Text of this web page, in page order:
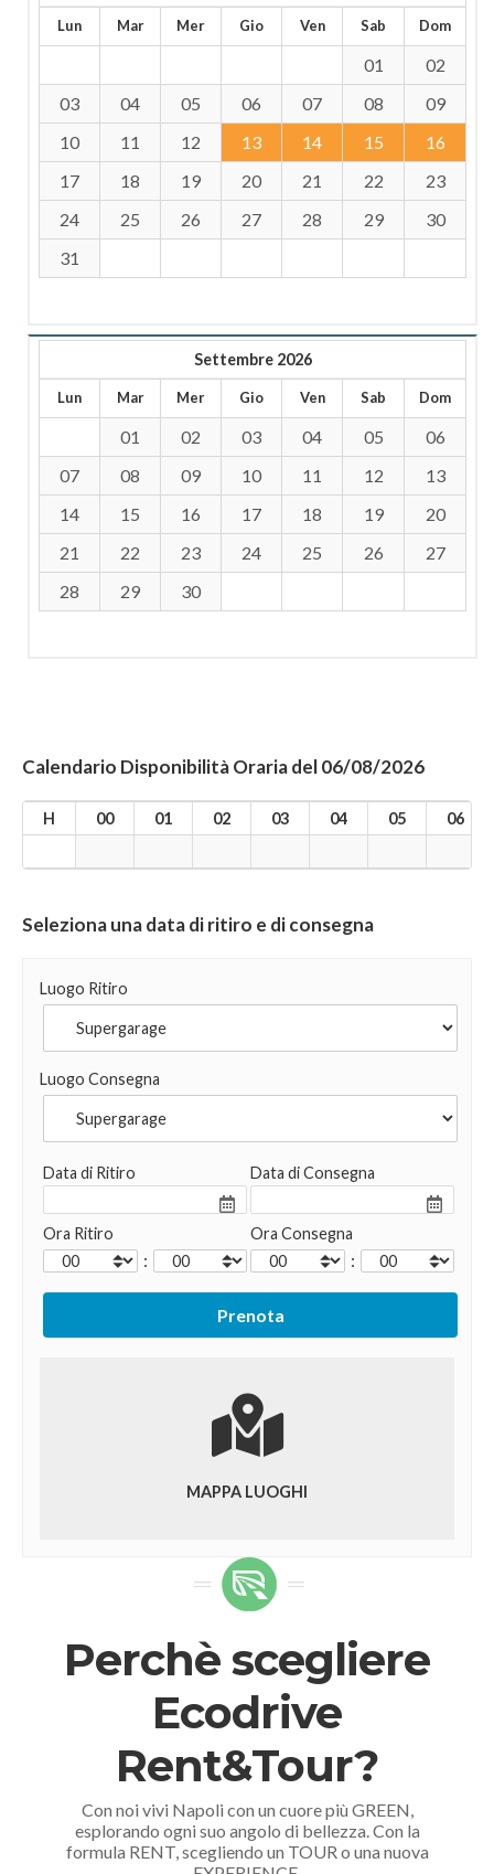
Lun Mar Mer Gio Ven Sab Dom
01
02
03
04 05 06 07 08
09
10
11 12 13 14 15
16
17
18 19 20 21 22
23
24
25 26 27 28 29
30
31
Settembre 2026
Lun Mar Mer Gio Ven Sab Dom
01 02 03 04 05
06
07
08 09 10 11 12
13
14
15 16 17 18 19
20
21
22 23 24 25 26
27
28
29 30
Calendario Disponibilità Oraria del 06/08/2026
H 00 01 02 03 04 05 06
Seleziona una data di ritiro e di consegna
Luogo Ritiro
Luogo Consegna
Data di Ritiro
Ora Ritiro
:
Data di Consegna
Ora Consegna
:
MAPPA LUOGHI
Perchè scegliere
Ecodrive
Rent&Tour?
Con noi vivi Napoli con un cuore più GREEN,
esplorando ogni suo angolo di bellezza. Con la
formula RENT, scegliendo un TOUR o una nuova